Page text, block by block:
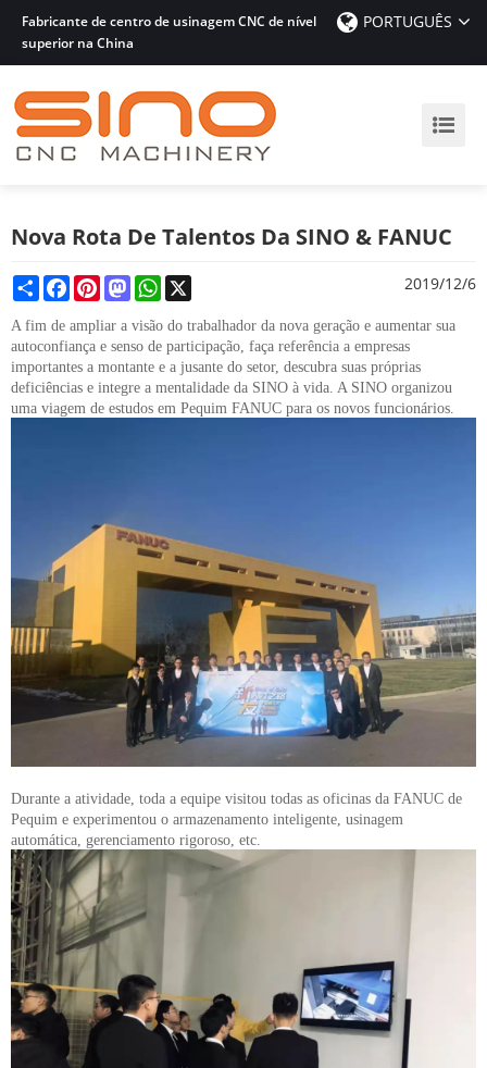
Fabricante de centro de usinagem CNC de nível
superior na China
PORTUGUÊS
Nova Rota De Talentos Da SINO & FANUC
ShareFacebook
PinterestMastodonWhatsApp 2019/12/6
A fim de ampliar a visão do trabalhador da nova geração e aumentar sua
autoconfiança e senso de participação, faça referência a empresas
importantes a montante e a jusante do setor, descubra suas próprias
deficiências e integre a mentalidade da SINO à vida. A SINO organizou
uma viagem de estudos em Pequim FANUC para os novos funcionários.
Durante a atividade, toda a equipe visitou todas as oficinas da FANUC de
Pequim e experimentou o armazenamento inteligente, usinagem
automática, gerenciamento rigoroso, etc.